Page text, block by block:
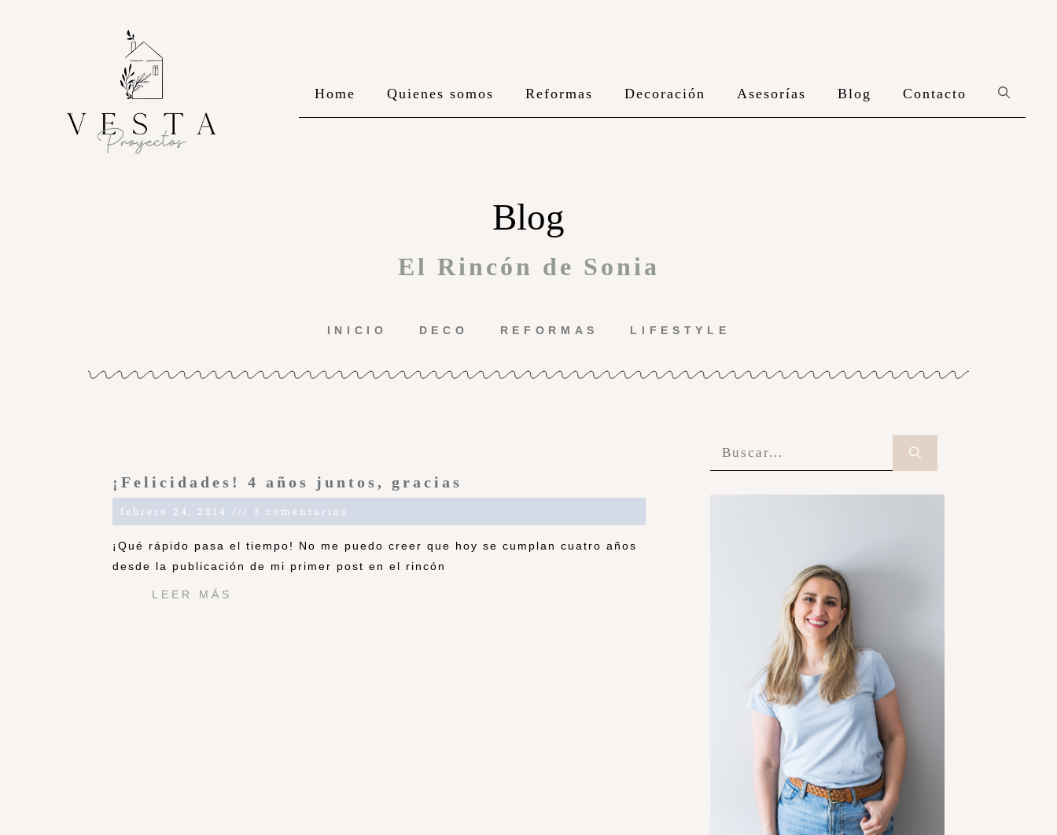
Home Quienes somos Reformas Decoración Asesorías Blog Contacto
Blog
El Rincón de Sonia
INICIO DECO REFORMAS LIFESTYLE
¡Felicidades! 4 años juntos, gracias
febrero 24, 2014 3 comentarios
¡Qué rápido pasa el tiempo! No me puedo creer que hoy se cumplan cuatro años
desde la publicación de mi primer post en el rincón
LEER MÁS